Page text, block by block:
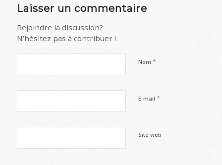
Laisser un commentaire
Rejoindre la discussion?
N’hésitez pas à contribuer !
Nom *
E-mail *
Site web